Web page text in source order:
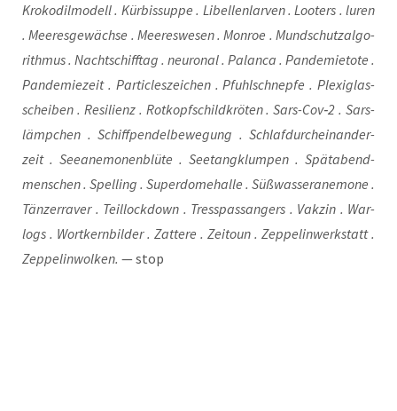
Kro­ko­dil­mo­dell . Kür­bis­sup­pe . Libel­len­lar­ven . Loo­ters . luren
. Mee­res­ge­wäch­se . Mee­res­we­sen . Mon­roe . Mund­schutz­al­go­
rith­mus . Nacht­schiff­tag . neu­ro­nal . Palan­ca . Pan­de­mie­to­te .
Pan­de­mie­zeit . Par­tic­les­zei­chen . Pfuhl­schnep­fe . Ple­xi­glas­
schei­ben . Resi­li­enz . Rotkopf­schild­krö­ten . Sars-Cov‑2 . Sars­
lämp­chen . Schiff­pen­del­be­we­gung . Schlaf­durch­ein­an­der­
zeit . See­ane­mo­nen­blü­te . See­tang­klum­pen . Spät­abend­
men­schen . Spel­ling . Super­do­me­hal­le . Süß­was­ser­ane­mo­ne .
Tän­zer­ra­ver . Teil­lock­down . Tress­pass­an­gers . Vak­zin . War­
logs . Wort­kern­bil­der . Zat­te­re . Zeit­o­un . Zep­pe­lin­werk­statt .
Zep­pe­lin­wol­ken. — stop